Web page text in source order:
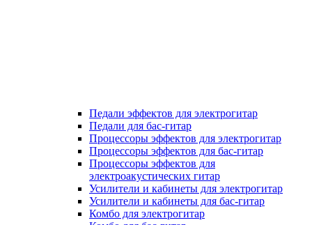
Педали эффектов для электрогитар
Педали для бас-гитар
Процессоры эффектов для электрогитар
Процессоры эффектов для бас-гитар
Процессоры эффектов для
электроакустических гитар
Усилители и кабинеты для электрогитар
Усилители и кабинеты для бас-гитар
Комбо для электрогитар